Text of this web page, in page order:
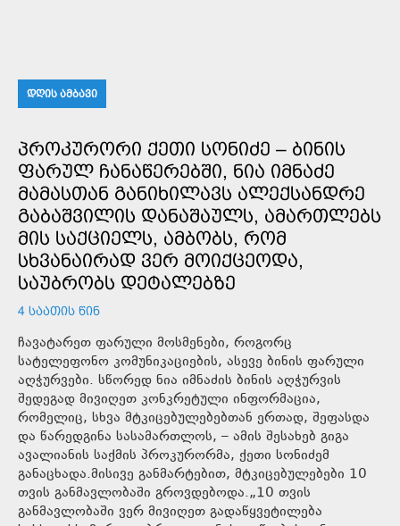
ᲓᲦᲘᲡ ᲐᲛᲑᲐᲕᲘ
ᲞᲠᲝᲙᲣᲠᲝᲠᲘ ᲥᲔᲗᲘ ᲡᲝᲜᲘᲫᲔ – ᲑᲘᲜᲘᲡ
ᲤᲐᲠᲣᲚ ᲩᲐᲜᲐᲬᲔᲠᲔᲑᲨᲘ, ᲜᲘᲐ ᲘᲛᲜᲐᲫᲔ
ᲛᲐᲛᲐᲡᲗᲐᲜ ᲒᲐᲜᲘᲮᲘᲚᲐᲕᲡ ᲐᲚᲔᲥᲡᲐᲜᲓᲠᲔ
ᲒᲐᲑᲐᲨᲕᲘᲚᲘᲡ ᲓᲐᲜᲐᲨᲐᲣᲚᲡ, ᲐᲛᲐᲠᲗᲚᲔᲑᲡ
ᲛᲘᲡ ᲡᲐᲥᲪᲘᲔᲚᲡ, ᲐᲛᲑᲝᲑᲡ, ᲠᲝᲛ
ᲡᲮᲕᲐᲜᲐᲘᲠᲐᲓ ᲕᲔᲠ ᲛᲝᲘᲥᲪᲔᲝᲓᲐ,
ᲡᲐᲣᲑᲠᲝᲑᲡ ᲓᲔᲢᲐᲚᲔᲑᲖᲔ
4 ᲡᲐᲐᲗᲘᲡ ᲬᲘᲜ
ჩავატარეთ ფარული მოსმენები, როგორც
სატელეფონო კომუნიკაციების, ასევე ბინის ფარული
აღჭურვები. სწორედ ნია იმნაძის ბინის აღჭურვის
შედეგად მივიღეთ კონკრეტული ინფორმაცია,
რომელიც, სხვა მტკიცებულებებთან ერთად, შეფასდა
და წარედგინა სასამართლოს, – ამის შესახებ გიგა
ავალიანის საქმის პროკურორმა, ქეთი სონიძემ
განაცხადა.მისივე განმარტებით, მტკიცებულებები 10
თვის განმავლობაში გროვდებოდა.„10 თვის
განმავლობაში ვერ მივიღეთ გადაწყვეტილება